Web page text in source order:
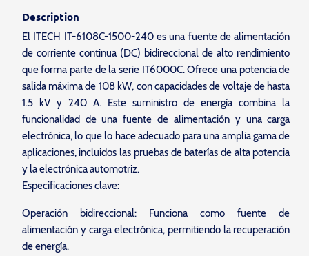
Description
El ITECH IT-6108C-1500-240 es una fuente de alimentación
de corriente continua (DC) bidireccional de alto rendimiento
que forma parte de la serie IT6000C. Ofrece una potencia de
salida máxima de 108 kW, con capacidades de voltaje de hasta
1.5 kV y 240 A. Este suministro de energía combina la
funcionalidad de una fuente de alimentación y una carga
electrónica, lo que lo hace adecuado para una amplia gama de
aplicaciones, incluidos las pruebas de baterías de alta potencia
y la electrónica automotriz.
Especificaciones clave:
Operación bidireccional: Funciona como fuente de
alimentación y carga electrónica, permitiendo la recuperación
de energía.